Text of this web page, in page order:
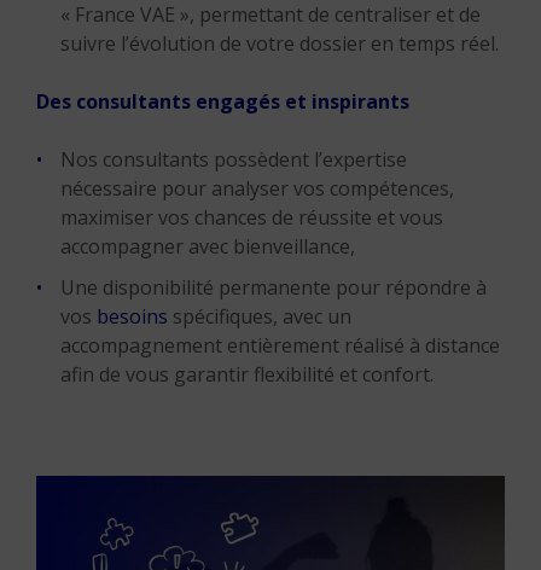
« France VAE », permettant de centraliser et de
suivre l’évolution de votre dossier en temps réel.
Des consultants engagés et inspirants
Nos consultants possèdent l’expertise
nécessaire pour analyser vos compétences,
maximiser vos chances de réussite et vous
accompagner avec bienveillance,
Une disponibilité permanente pour répondre à
vos besoins spécifiques, avec un
accompagnement entièrement réalisé à distance
afin de vous garantir flexibilité et confort.